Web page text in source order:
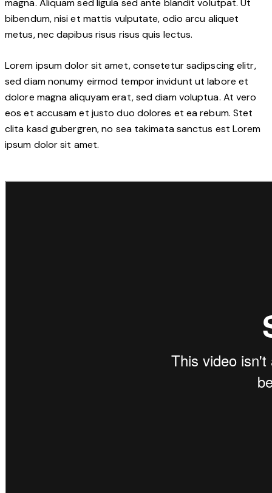
magna. Aliquam sed ligula sed ante blandit volutpat. Ut
bibendum, nisi et mattis vulputate, odio arcu aliquet
metus, nec dapibus risus risus quis lectus.
Lorem ipsum dolor sit amet, consetetur sadipscing elitr,
sed diam nonumy eirmod tempor invidunt ut labore et
dolore magna aliquyam erat, sed diam voluptua. At vero
eos et accusam et justo duo dolores et ea rebum. Stet
clita kasd gubergren, no sea takimata sanctus est Lorem
ipsum dolor sit amet.